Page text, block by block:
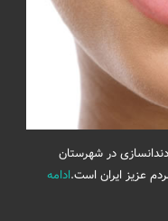
در شهرستان
ادامه